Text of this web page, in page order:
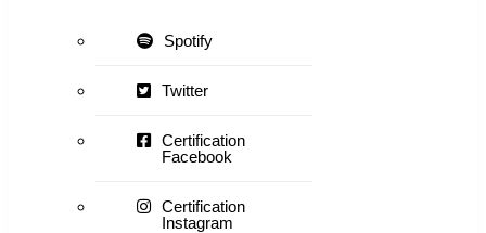
Spotify
Twitter
Certification
Facebook
Certification
Instagram